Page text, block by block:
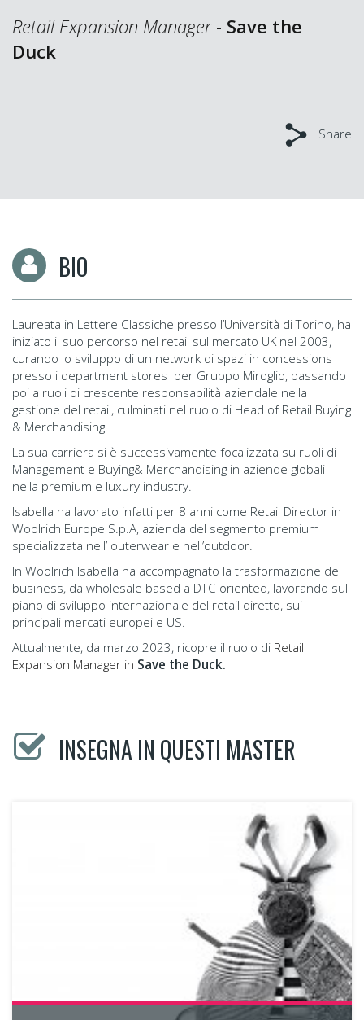
Retail Expansion Manager - Save the
Duck
Share
BIO
Laureata in Lettere Classiche presso l’Università di Torino, ha
iniziato il suo percorso nel retail sul mercato UK nel 2003,
curando lo sviluppo di un network di spazi in concessions
presso i department stores per Gruppo Miroglio, passando
poi a ruoli di crescente responsabilità aziendale nella
gestione del retail, culminati nel ruolo di Head of Retail Buying
& Merchandising.
La sua carriera si è successivamente focalizzata su ruoli di
Management e Buying& Merchandising in aziende globali
nella premium e luxury industry.
Isabella ha lavorato infatti per 8 anni come Retail Director in
Woolrich Europe S.p.A, azienda del segmento premium
specializzata nell’ outerwear e nell’outdoor.
In Woolrich Isabella ha accompagnato la trasformazione del
business, da wholesale based a DTC oriented, lavorando sul
piano di sviluppo internazionale del retail diretto, sui
principali mercati europei e US.
Attualmente, da marzo 2023, ricopre il ruolo di Retail
Expansion Manager in Save the Duck.
INSEGNA IN QUESTI MASTER